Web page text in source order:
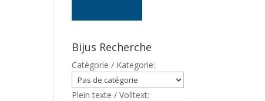
Bijus Recherche
Catègorie / Kategorie:
Plein texte / Volltext: